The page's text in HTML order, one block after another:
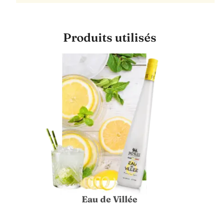
Produits utilisés
Eau de Villée